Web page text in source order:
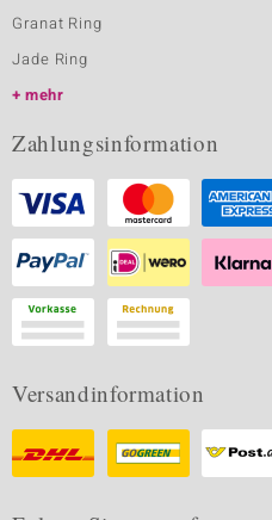
Granat Ring
Jade Ring
mehr
Zahlungsinformation
Versandinformation